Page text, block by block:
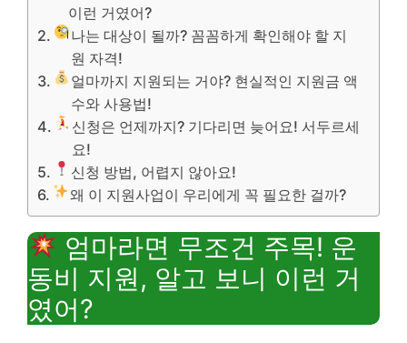
이런 거였어?
나는 대상이 될까? 꼼꼼하게 확인해야 할 지
원 자격!
얼마까지 지원되는 거야? 현실적인 지원금 액
수와 사용법!
신청은 언제까지? 기다리면 늦어요! 서두르세
요!
신청 방법, 어렵지 않아요!
왜 이 지원사업이 우리에게 꼭 필요한 걸까?
엄마라면 무조건 주목! 운
동비 지원, 알고 보니 이런 거
였어?